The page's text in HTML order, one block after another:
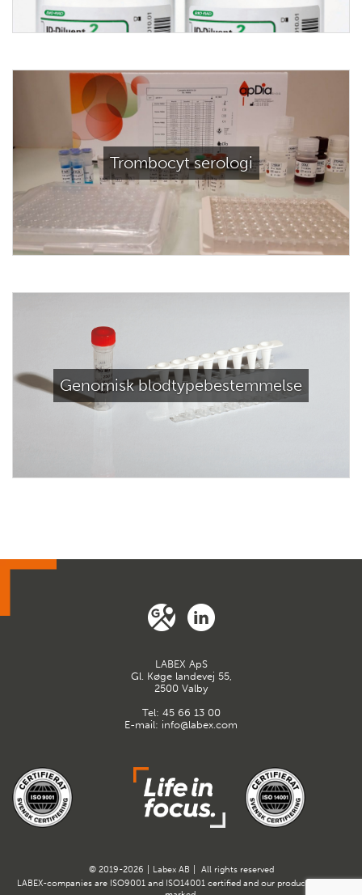
Trombocyt serologi
Genomisk blodtypebestemmelse
LABEX ApS
Gl. Køge landevej 55,
2500 Valby
Tel: 45 66 13 00
E-mail: info@labex.com
© 2019-2026 Labex AB
All rights reserved
LABEX-companies are ISO9001 and ISO14001 certified and our products are CE-